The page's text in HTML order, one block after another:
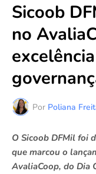
Sicoob
no
Por Poliana
O Sicoob DFMil foi
que marcou o
AvaliaCoop, do Dia